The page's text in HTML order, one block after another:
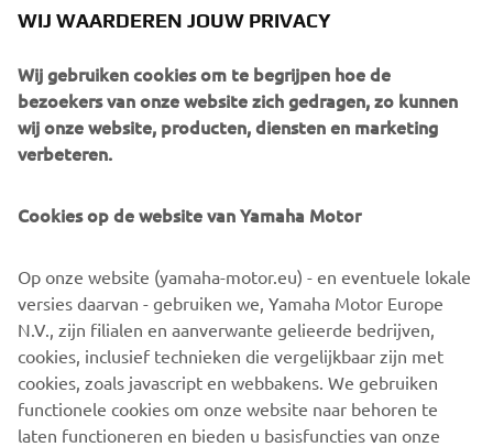
2016 HELM MASTER®
©Yamaha Motor Europe N.V. / Yamaha Motor Co., Ltd.
mogen nooit worden gebruikt voor commerciële of niet-
commerciële doeleinden zonder de uitdrukkelijke
schriftelijke toestemming van Yamaha Motor Europe N.V.
en/of Yamaha Motor Co., Ltd.
Rijd altijd op een veilige manier en volg alle plaatselijke
verkeersregels op.
WIJ WAARDEREN JOUW PRIVACY
Wij gebruiken cookies om te begrijpen hoe de
bezoekers van onze website zich gedragen, zo kunnen
wij onze website, producten, diensten en marketing
verbeteren.
Cookies op de website van Yamaha Motor
Op onze website (yamaha-motor.eu) - en eventuele lokale
versies daarvan - gebruiken we, Yamaha Motor Europe
N.V., zijn filialen en aanverwante gelieerde bedrijven,
cookies, inclusief technieken die vergelijkbaar zijn met
cookies, zoals javascript en webbakens. We gebruiken
functionele cookies om onze website naar behoren te
laten functioneren en bieden u basisfuncties van onze